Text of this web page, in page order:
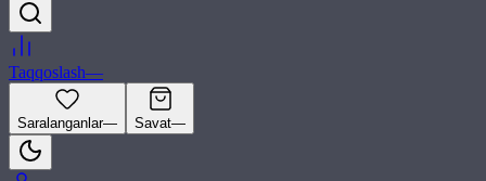
Taqqoslash—
Saralanganlar— Savat—